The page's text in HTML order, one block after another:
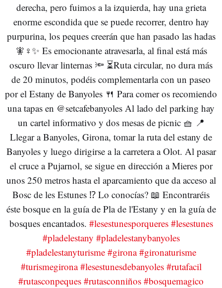
derecha, pero fuimos a la izquierda, hay una grieta
enorme escondida que se puede recorrer, dentro hay
purpurina, los peques creerán que han pasado las hadas
🧚♀️✨ Es emocionante atravesarla, al final está más
oscuro llevar linternas 🔦 ⏳Ruta circular, no dura más
de 20 minutos, podéis complementarla con un paseo
por el Estany de Banyoles 🍴 Para comer os recomiendo
una tapas en @setcafebanyoles Al lado del parking hay
un cartel informativo y dos mesas de picnic 🧺 📍
Llegar a Banyoles, Girona, tomar la ruta del estany de
Banyoles y luego dirigirse a la carretera a Olot. Al pasar
el cruce a Pujarnol, se sigue en dirección a Mieres por
unos 250 metros hasta el aparcamiento que da acceso al
Bosc de les Estunes ⁉️ Lo conocías? 📖 Encontraréis
éste bosque en la guía de Pla de l'Estany y en la guía de
bosques encantados. #lesestunesporqueres #lesestunes
#pladelestany #pladelestanybanyoles
#pladelestanyturisme #girona #gironaturisme
#turismegirona #lesestunesdebanyoles #rutafacil
#rutasconpeques #rutasconniños #bosquemagico